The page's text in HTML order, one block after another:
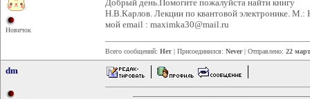
Новичок
Добрый день.Помогите пожалуйста найти книгу
Н.В.Карлов. Лекции по квантовой электронике. М.:
мой email : maximka30@mail.ru
Всего сообщений: Нет | Присоединился: Never| Отправлено: 22
dm